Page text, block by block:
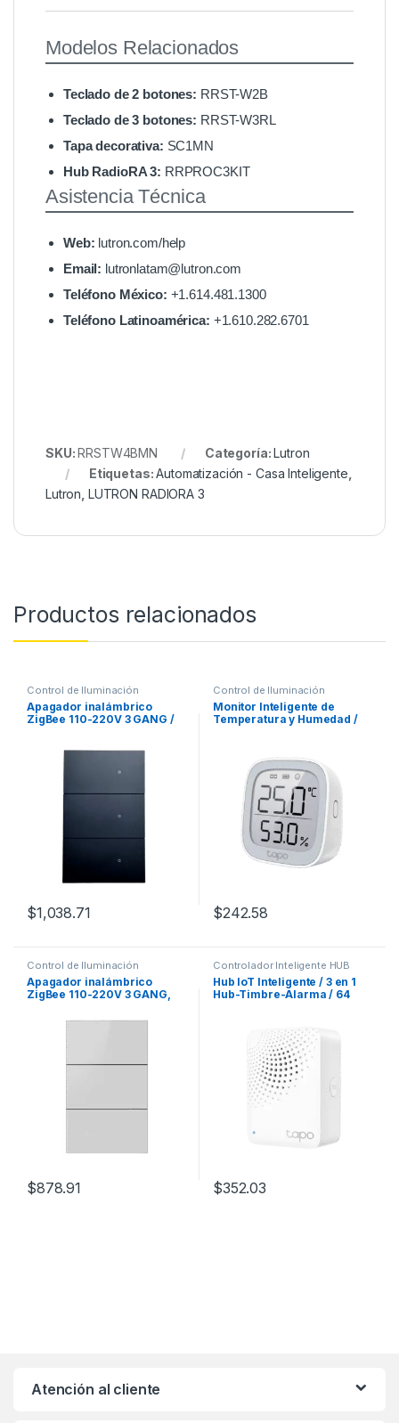
Modelos Relacionados
Teclado de 2 botones: RRST-W2B
Teclado de 3 botones: RRST-W3RL
Tapa decorativa: SC1MN
Hub RadioRA 3: RRPROC3KIT
Asistencia Técnica
Web: lutron.com/help
Email: lutronlatam@lutron.com
Teléfono México: +1.614.481.1300
Teléfono Latinoamérica: +1.610.282.6701
SKU:RRSTW4BMN Categoría:Lutron
Etiquetas:Automatización - Casa Inteligente
Lutron LUTRON RADIORA 3
Productos relacionados
Control de Iluminación
Apagador inalámbrico
ZigBee 110-220V 3 GANG /
$1,038.71
Control de Iluminación
Monitor Inteligente de
Temperatura y Humedad /
Automatización Smart Home
/ Batería 2 Años / 868-922
$242.58
Control de Iluminación
Apagador inalámbrico
ZigBee 110-220V 3 GANG,
$878.91
Controlador Inteligente HUB
Hub IoT Inteligente / 3 en 1
Hub-Timbre-Alarma / 64
Material V-0 UL94
$352.03
Atención al cliente